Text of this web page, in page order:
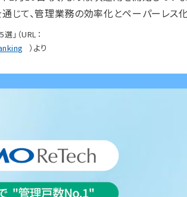
て、管理業務の効率化とペーパーレス化
」（URL：
）より